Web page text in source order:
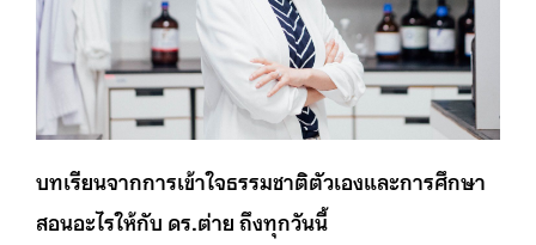
บทเรียนจากการเข้าใจธรรมชาติตัวเองและการศึกษา
สอนอะไรให้กับ ดร.ต่าย ถึงทุกวันนี้